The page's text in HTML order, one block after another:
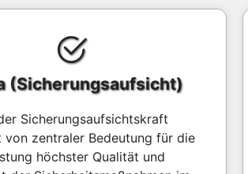
(Sicherungsaufsicht)
Sicherungsaufsichtskraft
von zentraler Bedeutung für die
höchster Qualität und